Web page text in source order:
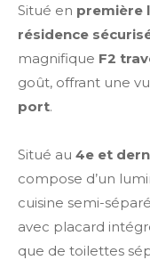
Situé en première
résidence
magnifique F2
goût, offrant une
port.
Situé au 4e et
compose d’un
cuisine semi-
avec placard
que de toilettes